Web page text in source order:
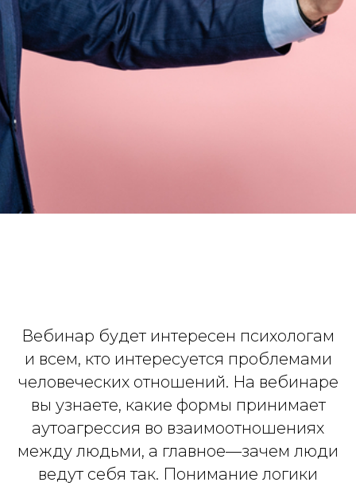
Вебинар будет интересен психологам
и всем, кто интересуется проблемами
человеческих отношений. На вебинаре
вы узнаете, какие формы принимает
аутоагрессия во взаимоотношениях
между людьми, а главное—зачем люди
ведут себя так. Понимание логики